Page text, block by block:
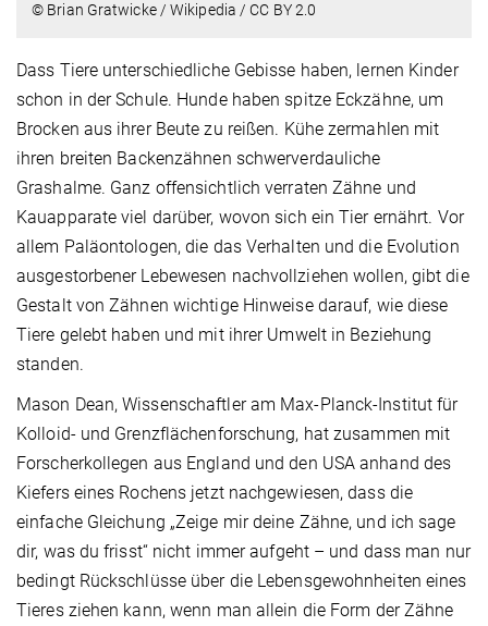
© Brian Gratwicke / Wikipedia / CC BY 2.0
Dass Tiere unterschiedliche Gebisse haben, lernen Kinder
schon in der Schule. Hunde haben spitze Eckzähne, um
Brocken aus ihrer Beute zu reißen. Kühe zermahlen mit
ihren breiten Backenzähnen schwerverdauliche
Grashalme. Ganz offensichtlich verraten Zähne und
Kauapparate viel darüber, wovon sich ein Tier ernährt. Vor
allem Paläontologen, die das Verhalten und die Evolution
ausgestorbener Lebewesen nachvollziehen wollen, gibt die
Gestalt von Zähnen wichtige Hinweise darauf, wie diese
Tiere gelebt haben und mit ihrer Umwelt in Beziehung
standen.
Mason Dean, Wissenschaftler am Max-Planck-Institut für
Kolloid- und Grenzflächenforschung, hat zusammen mit
Forscherkollegen aus England und den USA anhand des
Kiefers eines Rochens jetzt nachgewiesen, dass die
einfache Gleichung „Zeige mir deine Zähne, und ich sage
dir, was du frisst“ nicht immer aufgeht – und dass man nur
bedingt Rückschlüsse über die Lebensgewohnheiten eines
Tieres ziehen kann, wenn man allein die Form der Zähne